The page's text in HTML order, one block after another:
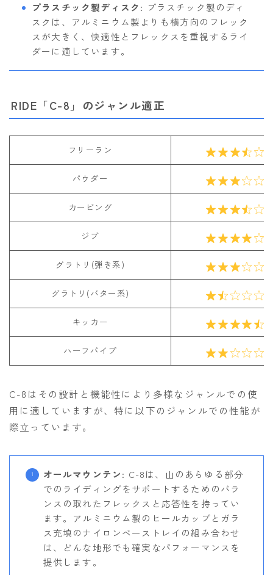
プラスチック製ディスク: プラスチック製のディ
スクは、アルミニウム製よりも横方向のフレック
スが大きく、快適性とフレックスを重視するライ
ダーに適しています。
RIDE「C-8」のジャンル適正
フリーラン
パウダー
カービング
ジブ
グラトリ(弾き系)
グラトリ(バター系)
キッカー
ハーフパイプ
C-8はその設計と機能性により多様なジャンルでの使
用に適していますが、特に以下のジャンルでの性能が
際立っています。
オールマウンテン: C-8は、山のあらゆる部分
でのライディングをサポートするためのバラ
ンスの取れたフレックスと応答性を持ってい
ます。アルミニウム製のヒールカップとガラ
ス充填のナイロンベーストレイの組み合わせ
は、どんな地形でも確実なパフォーマンスを
提供します。